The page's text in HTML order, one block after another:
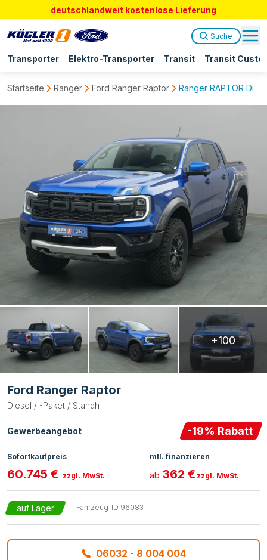
deutschlandweit kostenlose Lieferung
Transporter Elektro-Transporter Transit Transit
Suche
Startseite Ranger Ford Ranger Raptor Ranger RAPTOR
+100
Ford Ranger Raptor
Diesel / -Paket / Standh
Gewerbeangebot -19% Rabatt
Sofortkaufpreis
60.745 € zzgl. MwSt.
mtl. finanzieren
ab 362 € zzgl. MwSt.
auf Lager Fahrzeug-ID 96083
06032 - 8 004 004